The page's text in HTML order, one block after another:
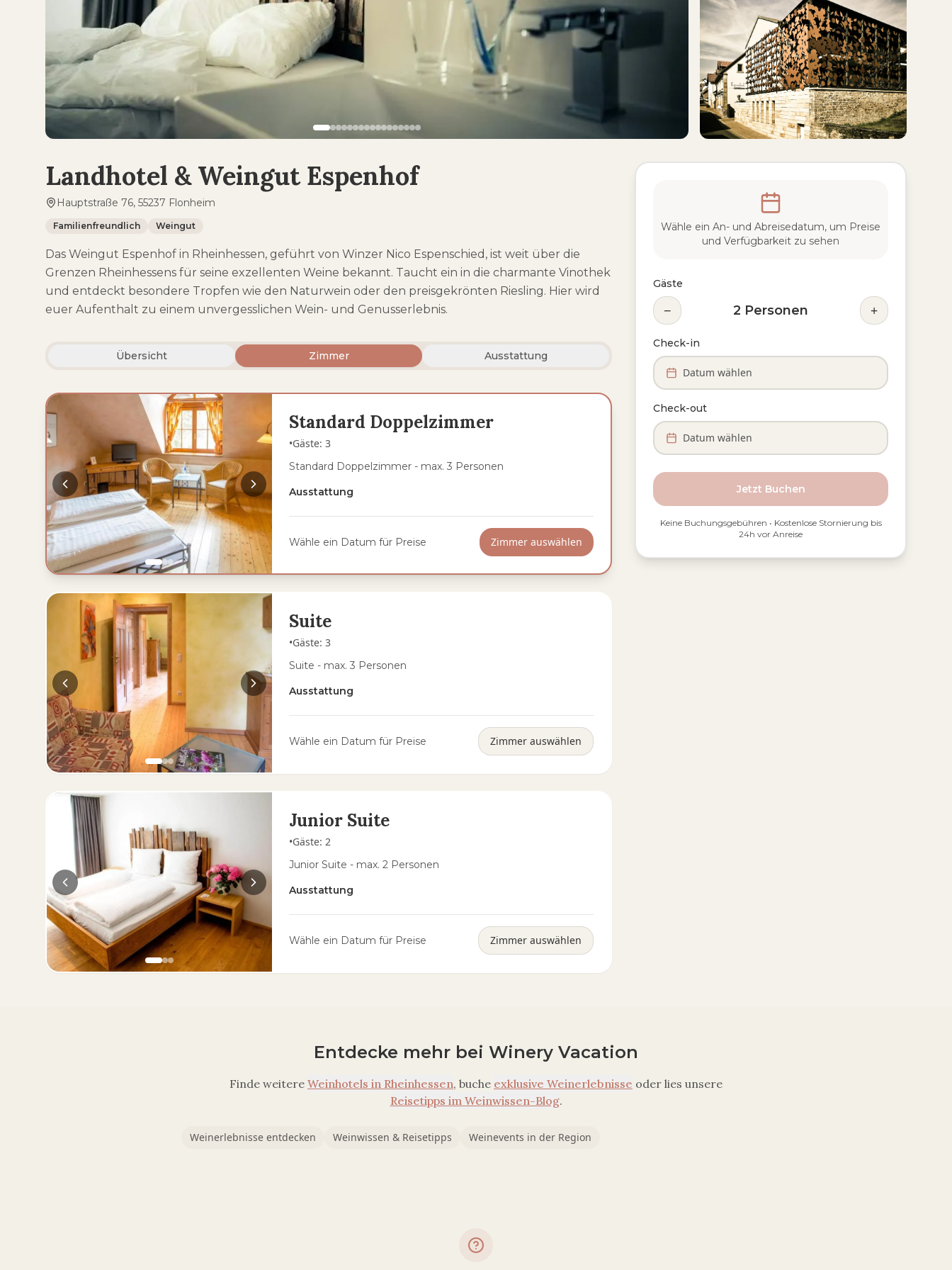
Landhotel & Weingut Espenhof
Hauptstraße 76, 55237 Flonheim
Familienfreundlich Weingut
Das Weingut Espenhof in Rheinhessen, geführt von Winzer Nico Espenschied, ist weit über die
Grenzen Rheinhessens für seine exzellenten Weine bekannt. Taucht ein in die charmante Vinothek
und entdeckt besondere Tropfen wie den Naturwein oder den preisgekrönten Riesling. Hier wird
euer Aufenthalt zu einem unvergesslichen Wein- und Genusserlebnis.
Übersicht Zimmer Ausstattung
Standard Doppelzimmer
•Gäste:3
Standard Doppelzimmer - max. 3 Personen
Ausstattung
Wähle ein Datum für Preise Zimmer auswählen
Suite
•Gäste:3
Suite - max. 3 Personen
Ausstattung
Wähle ein Datum für Preise Zimmer auswählen
Junior Suite
•Gäste:2
Junior Suite - max. 2 Personen
Ausstattung
Wähle ein Datum für Preise Zimmer auswählen
Wähle ein An- und Abreisedatum, um Preise
und Verfügbarkeit zu sehen
Gäste
− 2 Personen +
Check-in
Datum wählen
Check-out
Datum wählen
Jetzt Buchen
Keine Buchungsgebühren • Kostenlose Stornierung bis
24h vor Anreise
Entdecke mehr bei Winery Vacation
Finde weitere Weinhotels in Rheinhessen, buche exklusive Weinerlebnisse oder lies unsere
Reisetipps im Weinwissen-Blog.
Weinerlebnisse entdecken Weinwissen & Reisetipps Weinevents in der Region